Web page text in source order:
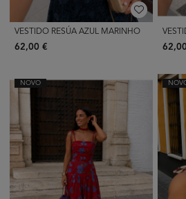
VESTIDO RESÚA AZUL MARINHO
62,00 €
NOVO